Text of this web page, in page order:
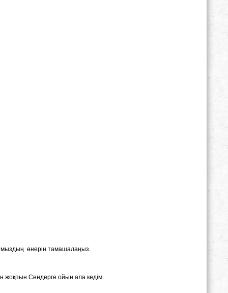
өнерін тамашалаңыз.
жоқпын.Сендерге ойын ала кедім.